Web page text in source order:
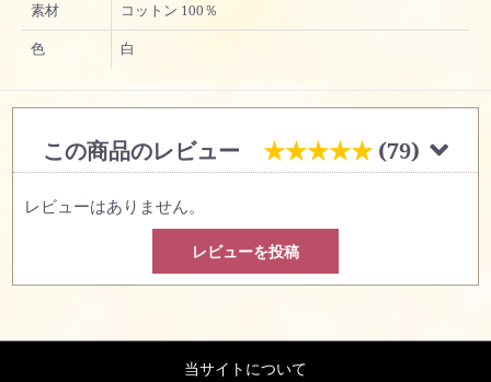
素材 コットン 100％
色 白
この商品のレビュー ★★★★★ (79)
レビューはありません。
レビューを投稿
当サイトについて